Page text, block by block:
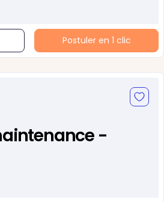
Postuler en 1 clic
-